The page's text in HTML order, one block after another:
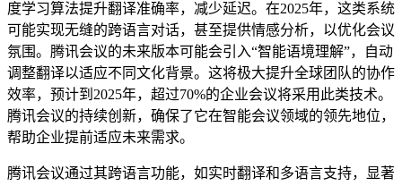
度学习算法提升翻译准确率，减少延迟。在2025年，这类系统
可能实现无缝的跨语言对话，甚至提供情感分析，以优化会议
氛围。腾讯会议的未来版本可能会引入“智能语境理解”，自动
调整翻译以适应不同文化背景。这将极大提升全球团队的协作
效率，预计到2025年，超过70%的企业会议将采用此类技术。
腾讯会议的持续创新，确保了它在智能会议领域的领先地位，
帮助企业提前适应未来需求。
腾讯会议通过其跨语言功能，如实时翻译和多语言支持，显著